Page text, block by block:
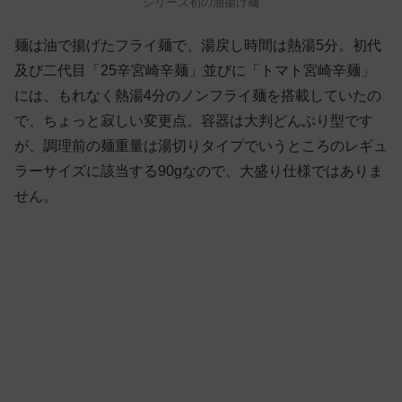
麺は油で揚げたフライ麺で、湯戻し時間は熱湯5分。初代
及び二代目「25辛宮崎辛麺」並びに「トマト宮崎辛麺」
には、もれなく熱湯4分のノンフライ麺を搭載していたの
で、ちょっと寂しい変更点。容器は大判どんぶり型です
が、調理前の麺重量は湯切りタイプでいうところのレギュ
ラーサイズに該当する90gなので、大盛り仕様ではありま
せん。